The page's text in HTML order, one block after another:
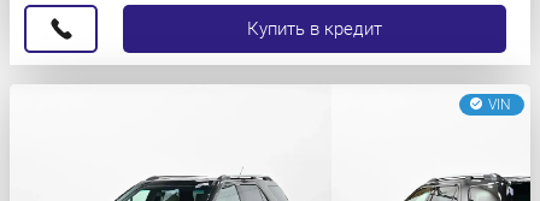
Купить в кредит
VIN